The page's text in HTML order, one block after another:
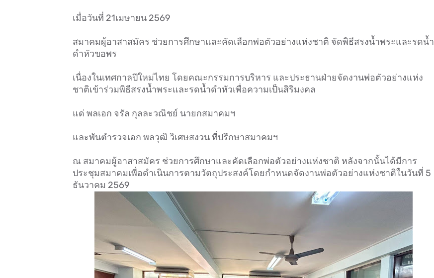
เมื่อวันที่ 21เมษายน 2569
สมาคมผู้อาสาสมัคร ช่วยการศึกษาและคัดเลือกพ่อตัวอย่างแห่งชาติ จัดพิธีสรงน้ำพระและรดน้ำ
ดำหัวขอพร
เนื่องในเทศกาลปีใหม่ไทย โดยคณะกรรมการบริหาร และประธานฝ่ายจัดงานพ่อตัวอย่างแห่ง
ชาติเข้าร่วมพิธีสรงน้ำพระและรดน้ำดำหัวเพื่อความเป็นสิริมงคล
แด่ พลเอก จรัล กุลละวณิชย์ นายกสมาคมฯ
และพันตำรวจเอก พลวุฒิ วิเศษสงวน ที่ปรึกษาสมาคมฯ
ณ สมาคมผู้อาสาสมัคร ช่วยการศึกษาและคัดเลือกพ่อตัวอย่างแห่งชาติ หลังจากนั้นได้มีการ
ประชุมสมาคมเพื่อดำเนินการตามวัตถุประสงค์โดยกำหนดจัดงานพ่อตัวอย่างแห่งชาติในวันที่ 5
ธันวาคม 2569